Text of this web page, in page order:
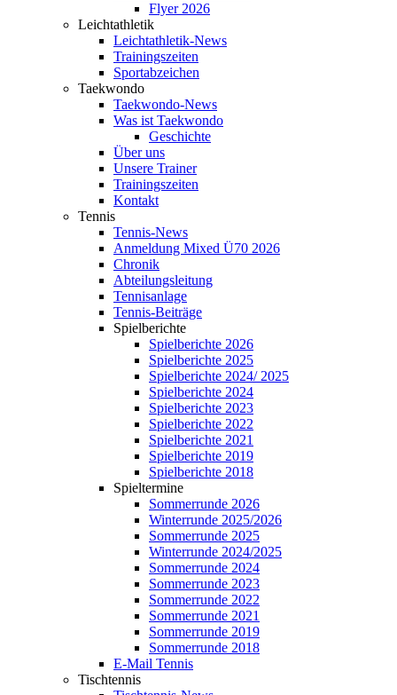
Flyer 2026
Leichtathletik
Leichtathletik-News
Trainingszeiten
Sportabzeichen
Taekwondo
Taekwondo-News
Was ist Taekwondo
Geschichte
Über uns
Unsere Trainer
Trainingszeiten
Kontakt
Tennis
Tennis-News
Anmeldung Mixed Ü70 2026
Chronik
Abteilungsleitung
Tennisanlage
Tennis-Beiträge
Spielberichte
Spielberichte 2026
Spielberichte 2025
Spielberichte 2024/ 2025
Spielberichte 2024
Spielberichte 2023
Spielberichte 2022
Spielberichte 2021
Spielberichte 2019
Spielberichte 2018
Spieltermine
Sommerrunde 2026
Winterrunde 2025/2026
Sommerrunde 2025
Winterrunde 2024/2025
Sommerrunde 2024
Sommerrunde 2023
Sommerrunde 2022
Sommerrunde 2021
Sommerrunde 2019
Sommerrunde 2018
E-Mail Tennis
Tischtennis